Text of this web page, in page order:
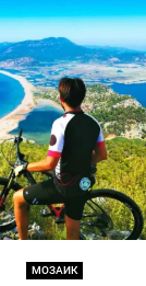
МОЗАИК